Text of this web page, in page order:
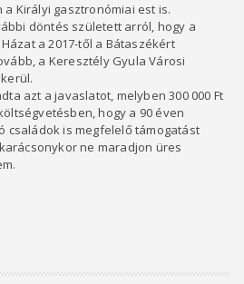
Királyi gasztronómiai est is.
döntés született arról, hogy a
a 2017-től a Bátaszékért
a Keresztély Gyula Városi
azt a javaslatot, melyben 300 000 Ft
hogy a 90 éven
családok is megfelelő támogatást
ne maradjon üres